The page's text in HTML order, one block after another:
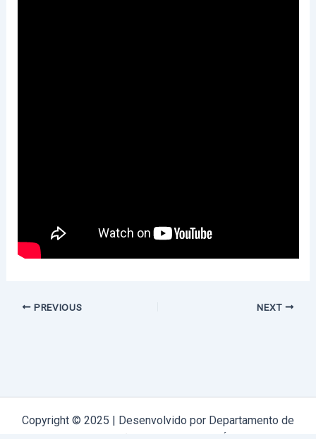
PREVIOUS NEXT
Copyright © 2025 | Desenvolvido por Departamento de